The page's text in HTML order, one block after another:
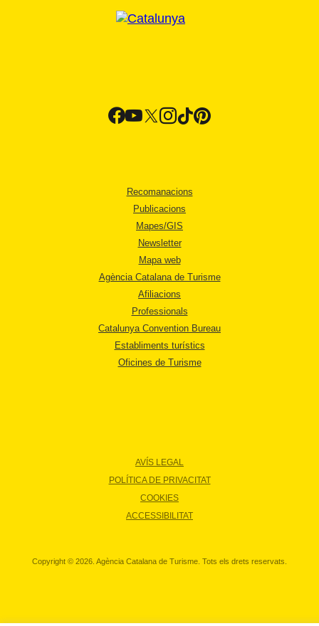
Recomanacions
Publicacions
Mapes/GIS
Newsletter
Mapa web
Agència Catalana de Turisme
Afiliacions
Professionals
Catalunya Convention Bureau
Establiments turístics
Oficines de Turisme
AVÍS LEGAL
POLÍTICA DE PRIVACITAT
COOKIES
ACCESSIBILITAT
Copyright © 2026. Agència Catalana de Turisme. Tots els drets reservats.